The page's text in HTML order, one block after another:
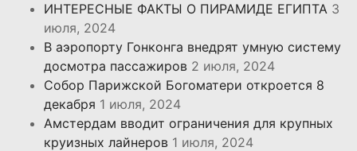
ИНТЕРЕСНЫЕ ФАКТЫ О ПИРАМИДЕ ЕГИПТА 3
июля, 2024
В аэропорту Гонконга внедрят умную систему
досмотра пассажиров 2 июля, 2024
Собор Парижской Богоматери откроется 8
декабря 1 июля, 2024
Амстердам вводит ограничения для крупных
круизных лайнеров 1 июля, 2024